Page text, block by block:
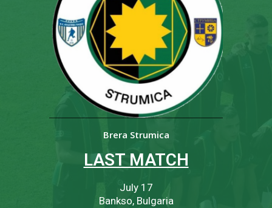
Brera Strumica
LAST MATCH
July 17
Bankso, Bulgaria